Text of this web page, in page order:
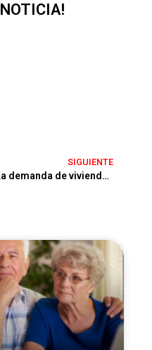
SIGUIENTE
La demanda de vivienda crece un 39%: ¿Qué significa para el mercado inmobiliario?